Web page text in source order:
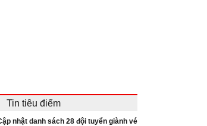
Tin tiêu điểm
nhật danh sách 28 đội tuyển giành vé